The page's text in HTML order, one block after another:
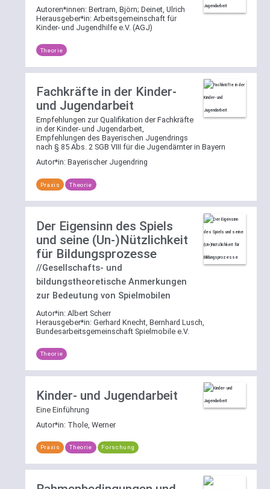
Autoren*innen: Bertram, Björn; Deinet, Ulrich
Herausgeber*in: Arbeitsgemeinschaft für
Kinder- und Jugendhilfe e.V. (AGJ)
Theorie
Fachkräfte in der Kinder-
und Jugendarbeit
Empfehlungen zur Qualifikation der Fachkräfte
in der Kinder- und Jugendarbeit,
Empfehlungen des Bayerischen Jugendrings
nach § 85 Abs. 2 SGB VIII für die Jugendämter in Bayern
Autor*in: Bayerischer Jugendring
Praxis Theorie
Der Eigensinn des Spiels
und seine (Un-)Nützlichkeit
für Bildungsprozesse
//Gesellschafts- und
bildungstheoretische Anmerkungen
zur Bedeutung von Spielmobilen
Autor*in: Albert Scherr
Herausgeber*in: Gerhard Knecht, Bernhard Lusch,
Bundesarbeitsgemeinschaft Spielmobile e.V.
Theorie
Kinder- und Jugendarbeit
Eine Einführung
Autor*in: Thole, Werner
Praxis Theorie Forschung